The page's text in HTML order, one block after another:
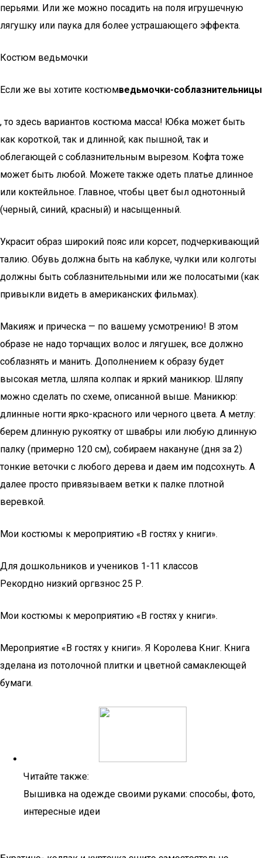
перьями. Или же можно посадить на поля игрушечную
лягушку или паука для более устрашающего эффекта.
Костюм ведьмочки
Если же вы хотите костюмведьмочки-соблазнительницы
, то здесь вариантов костюма масса! Юбка может быть
как короткой, так и длинной; как пышной, так и
облегающей с соблазнительным вырезом. Кофта тоже
может быть любой. Можете также одеть платье длинное
или коктейльное. Главное, чтобы цвет был однотонный
(черный, синий, красный) и насыщенный.
Украсит образ широкий пояс или корсет, подчеркивающий
талию. Обувь должна быть на каблуке, чулки или колготы
должны быть соблазнительными или же полосатыми (как
привыкли видеть в американских фильмах).
Макияж и прическа — по вашему усмотрению! В этом
образе не надо торчащих волос и лягушек, все должно
соблазнять и манить. Дополнением к образу будет
высокая метла, шляпа колпак и яркий маникюр. Шляпу
можно сделать по схеме, описанной выше. Маникюр:
длинные ногти ярко-красного или черного цвета. А метлу:
берем длинную рукоятку от швабры или любую длинную
палку (примерно 120 см), собираем накануне (дня за 2)
тонкие веточки с любого дерева и даем им подсохнуть. А
далее просто привязываем ветки к палке плотной
веревкой.
Мои костюмы к мероприятию «В гостях у книги».
Для дошкольников и учеников 1-11 классов
Рекордно низкий оргвзнос 25 Р.
Мои костюмы к мероприятию «В гостях у книги».
Мероприятие «В гостях у книги». Я Королева Книг. Книга
зделана из потолочной плитки и цветной самаклеющей
бумаги.
Читайте также:
Вышивка на одежде своими руками: способы, фото,
интересные идеи